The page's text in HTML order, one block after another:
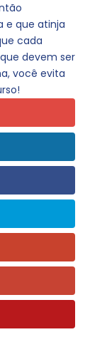
e que atinja
cada
devem ser
você evita